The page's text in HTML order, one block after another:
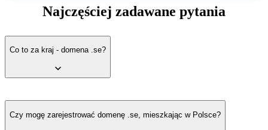
Najczęściej zadawane pytania
Co to za kraj - domena .se?
Domena .se należy do Szwecji. Skrót pochodzi od kodu ISO
Szwecji (Sverige).
Czy mogę zarejestrować domenę .se, mieszkając w Polsce?